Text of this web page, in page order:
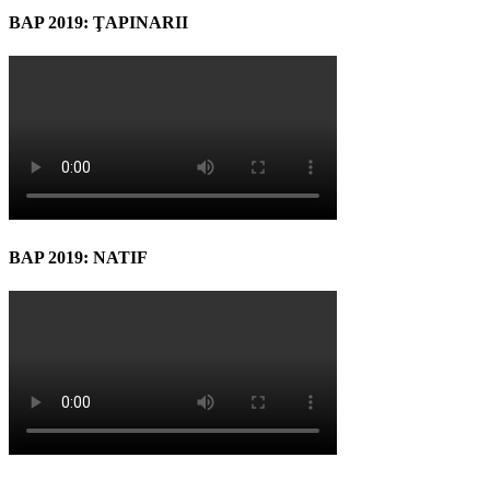
BAP 2019: ŢAPINARII
BAP 2019: NATIF